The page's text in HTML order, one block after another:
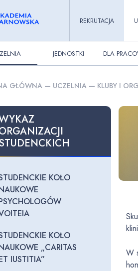
REKRUTACJA
JEDNOSTKI DLA
GŁÓWNA — UCZELNIA — KLUBY I
KOŁO
KOŁO
„CARITAS
IUSTITIA”
W